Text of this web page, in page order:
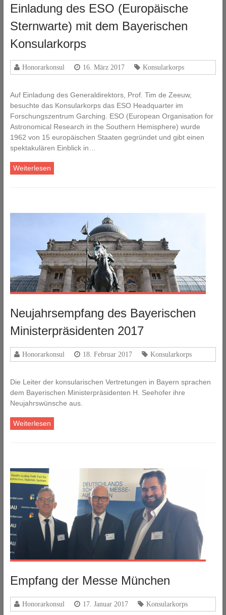
Einladung des ESO (Europäische
Sternwarte) mit dem Bayerischen
Konsularkorps
Honorarkonsul 16. März 2017 Konsularkorps
Auf Einladung des Generaldirektors, Prof. Tim de Zeeuw,
besuchte das Konsularkorps das ESO Headquarter im
Forschungszentrum Garching. ESO (European Organisation for
Astronomical Research in the Southern Hemisphere) wurde
1962 von 15 europäischen Staaten gegründet und gibt einen
spektakulären Einblick in…
Weiterlesen
Neujahrsempfang des Bayerischen
Ministerpräsidenten 2017
Honorarkonsul 18. Februar 2017 Konsularkorps
Die Leiter der konsularischen Vertretungen in Bayern sprachen
dem Bayerischen Ministerpräsidenten H. Seehofer ihre
Neujahrswünsche aus.
Weiterlesen
Empfang der Messe München
Honorarkonsul 17. Januar 2017 Konsularkorps